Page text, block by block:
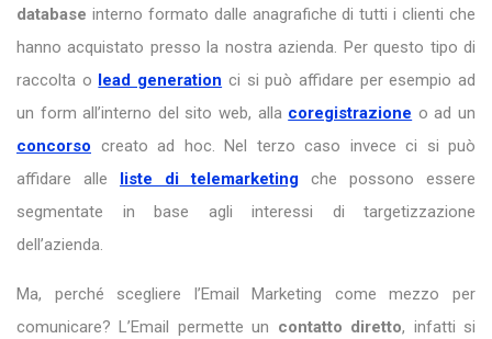
database interno formato dalle anagrafiche di tutti i clienti che
hanno acquistato presso la nostra azienda. Per questo tipo di
raccolta o lead generation ci si può affidare per esempio ad
un form all’interno del sito web, alla coregistrazione o ad un
concorso creato ad hoc. Nel terzo caso invece ci si può
affidare alle
liste di telemarketing
che possono essere
segmentate in base agli interessi di targetizzazione
dell’azienda.
Ma, perché scegliere l’Email Marketing come mezzo per
comunicare? L’Email permette un contatto diretto, infatti si